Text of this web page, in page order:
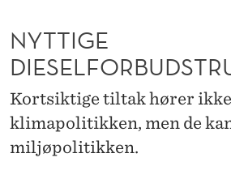
E
L
F
O
NYTTIGE
Kortsiktige tiltak hører
klimapolitikken, men de
miljøpolitikken.